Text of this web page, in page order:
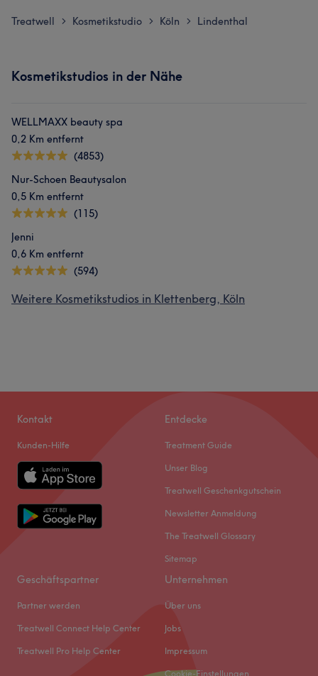
Treatwell > Kosmetikstudio > Köln > Lindenthal
Kosmetikstudios in der Nähe
WELLMAXX beauty spa
0,2 Km entfernt
(4853)
Nur-Schoen Beautysalon
0,5 Km entfernt
(115)
Jenni
0,6 Km entfernt
(594)
Weitere Kosmetikstudios in Klettenberg, Köln
Kontakt
Kunden-Hilfe
Entdecke
Treatment Guide
Unser Blog
Treatwell Geschenkgutschein
Newsletter Anmeldung
The Treatwell Glossary
Sitemap
Geschäftspartner
Partner werden
Treatwell Connect Help Center
Treatwell Pro Help Center
Unternehmen
Über uns
Jobs
Impressum
Cookie-Einstellungen